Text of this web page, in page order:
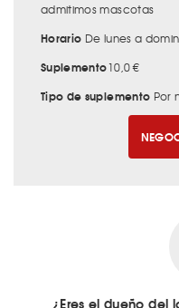
admitimos mascotas
Horario De lunes a
Suplemento10,0 €
Tipo de suplemento Por
¿Eres el dueño del